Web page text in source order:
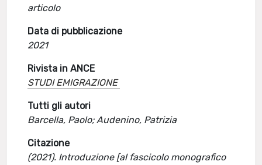
articolo
Data di pubblicazione
2021
Rivista in ANCE
STUDI EMIGRAZIONE
Tutti gli autori
Barcella, Paolo; Audenino, Patrizia
Citazione
(2021). Introduzione [al fascicolo monografico